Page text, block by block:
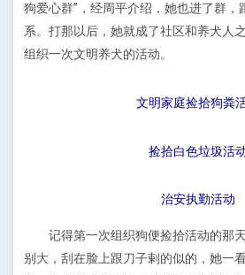
狗爱心群”，经周平介绍，她也进了群，
系。打那以后，她就成了社区和养犬人
组织一次文明养犬的活动。
文明家庭捡拾狗粪
捡拾白色垃圾活
治安执勤活动
记得第一次组织狗便捡拾活动的那
别大，刮在脸上跟刀子剌的似的，她一